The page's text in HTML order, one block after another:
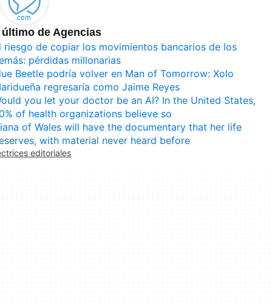
de Agencias
riesgo de copiar los movimientos bancarios de los
pérdidas millonarias
Beetle podría volver en Man of Tomorrow: Xolo
regresaría como Jaime Reyes
you let your doctor be an AI? In the United States,
of health organizations believe so
of Wales will have the documentary that her life
with material never heard before
editoriales